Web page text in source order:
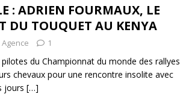
e
dI
n
g
er
: ADRIEN FOURMAUX, LE
DU TOUQUET AU KENYA
Agence 1
du Championnat du monde des rallyes
chevaux pour une rencontre insolite avec
jours […]